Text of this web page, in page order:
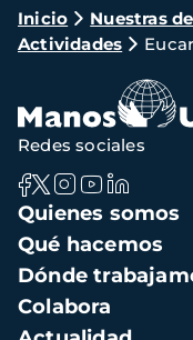
Ruta
de
navegación
Inicio Nuestras
Actividades
Navegación
principal
Quienes somos
Qué hacemos
Dónde
Colabora
Redes sociales